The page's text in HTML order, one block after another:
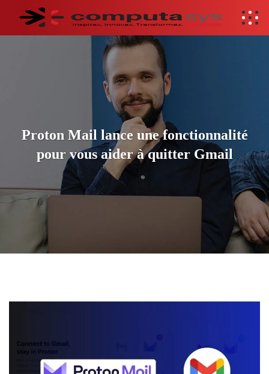
Proton Mail lance une fonctionnalité
pour vous aider à quitter Gmail